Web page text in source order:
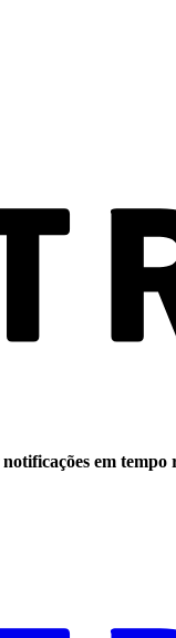
notificações em tempo